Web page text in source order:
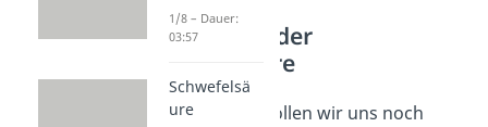
Reaktionen der
Salpetersäure
Im Folgenden wollen wir uns noch
1/8 – Dauer:
03:57
Schwefelsä
ure